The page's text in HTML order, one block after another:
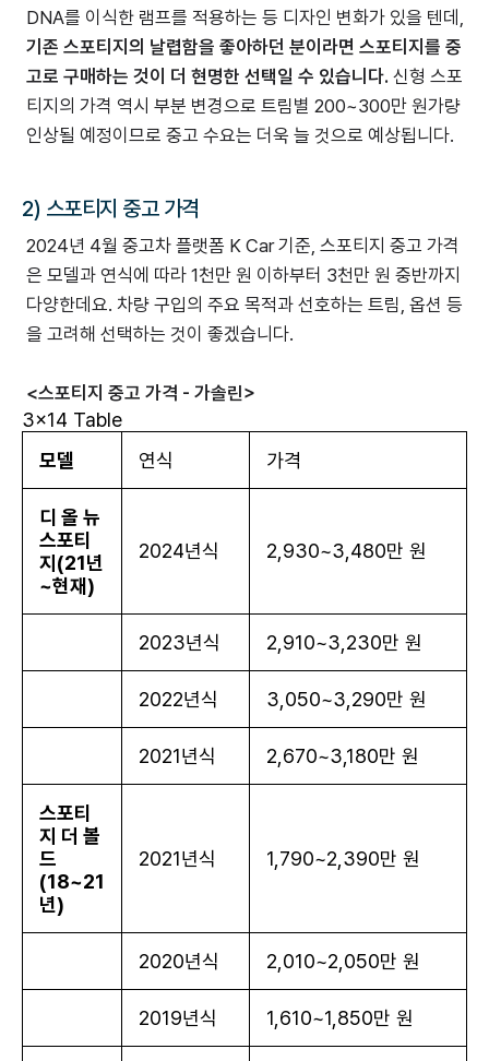
DNA를 이식한 램프를 적용하는 등 디자인 변화가 있을 텐데,
기존 스포티지의 날렵함을 좋아하던 분이라면 스포티지를 중
고로 구매하는 것이 더 현명한 선택일 수 있습니다. 신형 스포
티지의 가격 역시 부분 변경으로 트림별 200~300만 원가량
인상될 예정이므로 중고 수요는 더욱 늘 것으로 예상됩니다.
2) 스포티지 중고 가격
2024년 4월 중고차 플랫폼 K Car 기준, 스포티지 중고 가격
은 모델과 연식에 따라 1천만 원 이하부터 3천만 원 중반까지
다양한데요. 차량 구입의 주요 목적과 선호하는 트림, 옵션 등
을 고려해 선택하는 것이 좋겠습니다.
<스포티지 중고 가격 - 가솔린>
3x14 Table
모델
연식 가격
디 올 뉴
스포티
지(21년
~현재)
2024년식 2,930~3,480만 원
2023년식 2,910~3,230만 원
2022년식 3,050~3,290만 원
2021년식 2,670~3,180만 원
스포티
지 더 볼
드
(18~21
년)
2021년식 1,790~2,390만 원
2020년식 2,010~2,050만 원
2019년식 1,610~1,850만 원